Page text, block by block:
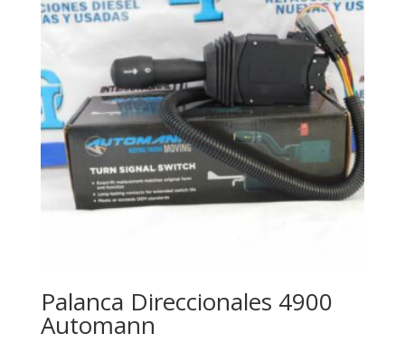
Palanca Direccionales 4900
Automann